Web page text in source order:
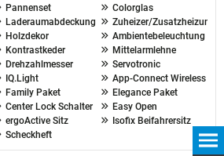
Pannenset
Colorglas
Laderaumabdeckung
Zuheizer/Zusatzheizung
Holzdekor
Ambientebeleuchtung
Kontrastkeder
Mittelarmlehne
Drehzahlmesser
Servotronic
IQ.Light
App-Connect Wireless
Family Paket
Elegance Paket
Center Lock Schalter
Easy Open
ergoActive Sitz
Isofix Beifahrersitz
Scheckheft